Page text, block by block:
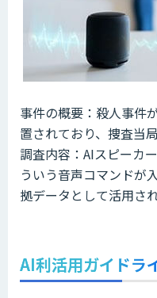
事件の概要：殺人事件
置されており、捜査当
調査内容：AIスピーカ
ういう音声コマンドが
拠データとして活用され
AI利活用ガイドラ